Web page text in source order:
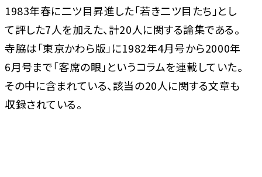
1983年春に二ツ目昇進した「若き二ツ目たち」とし
て評した7人を加えた、計20人に関する論集である。
寺脇は「東京かわら版」に1982年4月号から2000年
6月号まで「客席の眼」というコラムを連載していた。
その中に含まれている、該当の20人に関する文章も
収録されている。